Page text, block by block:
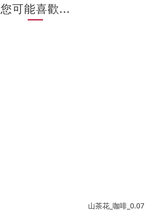
您可能喜歡...
山茶花_咖啡_0.07